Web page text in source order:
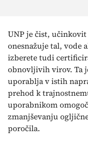
UNP je čist,
onesnažuje tal, vode
izberete tudi
obnovljivih virov. Ta
uporablja v istih
prehod k
uporabnikom
zmanjševanju
poročila.